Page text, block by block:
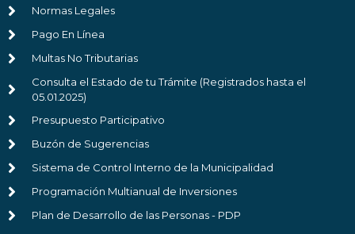
Normas Legales
Pago En Línea
Multas No Tributarias
Consulta el Estado de tu Trámite (Registrados hasta el
05.01.2025)
Presupuesto Participativo
Buzón de Sugerencias
Sistema de Control Interno de la Municipalidad
Programación Multianual de Inversiones
Plan de Desarrollo de las Personas - PDP